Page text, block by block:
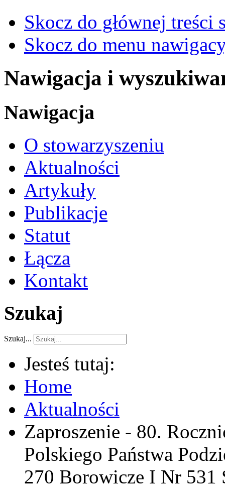
Skocz do głównej treści
Skocz do menu
Nawigacja i
Nawigacja
O stowarzyszeniu
Aktualności
Artykuły
Publikacje
Statut
Łącza
Kontakt
Szukaj
Szukaj...
Jesteś tutaj:
Home
Aktualności
Zaproszenie - 80.
Polskiego Państwa
270 Borowicze I Nr 531